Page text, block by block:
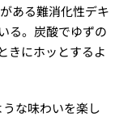
ある難消化性デキ
る。炭酸でゆずの
きにホッとするよ
な味わいを楽し